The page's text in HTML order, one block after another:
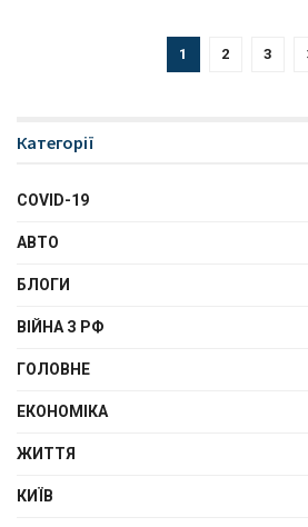
1 2 3
Категорії
COVID-19
АВТО
БЛОГИ
ВІЙНА З РФ
ГОЛОВНЕ
ЕКОНОМІКА
ЖИТТЯ
КИЇВ